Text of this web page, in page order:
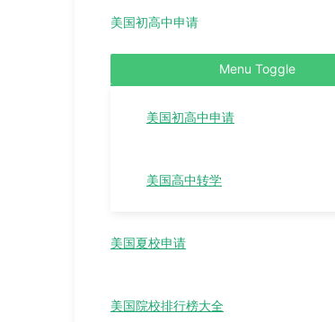
美国初高中申请
Menu Toggle
美国初高中申请
美国高中转学
美国夏校申请
美国院校排行榜大全